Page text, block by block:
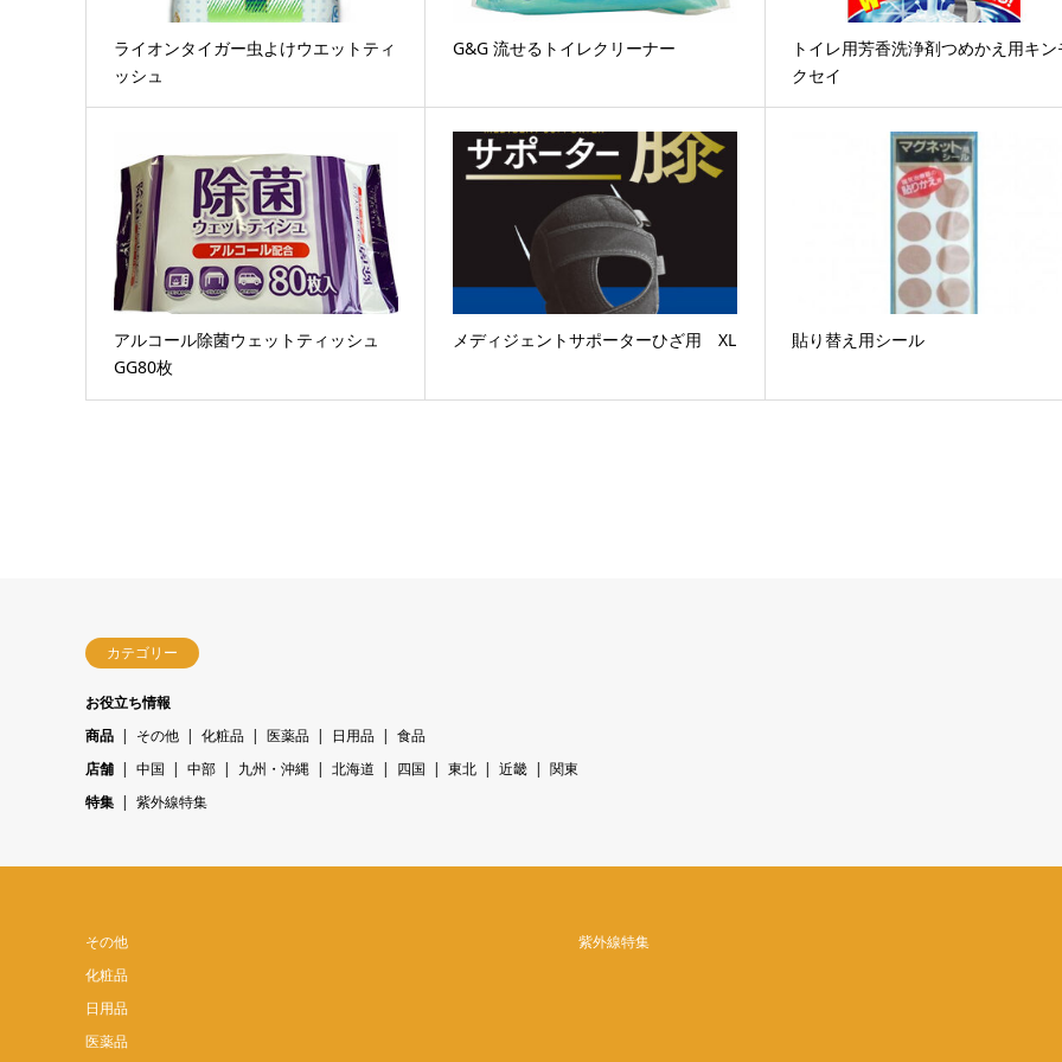
ライオンタイガー虫よけウエットティ
ッシュ
G&G 流せるトイレクリーナー
トイレ用芳香洗浄剤つめかえ用キン
クセイ
アルコール除菌ウェットティッシュ
GG80枚
メディジェントサポーターひざ用 XL 貼り替え用シール
カテゴリー
お役立ち情報
商品
その他 化粧品 医薬品 日用品
食品
店舗
中国 中部 九州・沖縄 北海道 四国 東北 近畿
関東
特集
紫外線特集
その他
化粧品
日用品
医薬品
紫外線特集